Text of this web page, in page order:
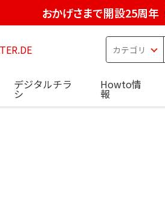
おかげさまで開設25周年
デジタルチラ
シ
Howto情
報